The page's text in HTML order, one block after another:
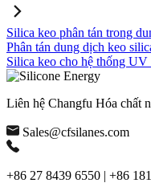
Silica keo phân tán trong
Phân tán dung dịch keo
Silica keo cho hệ thống
Liên hệ Changfu Hóa chất
Sales@cfsilanes.com
+86 27 8439 6550 | +86